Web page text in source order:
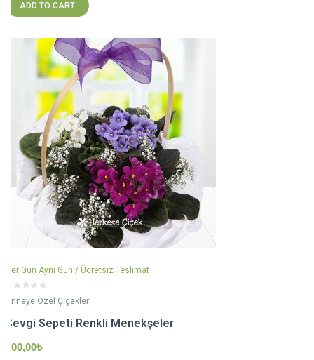
ADD TO CART
Her Gün Aynı Gün / Ücretsiz Teslimat
Anneye Özel Çiçekler
Sevgi Sepeti Renkli Menekşeler
900,00₺